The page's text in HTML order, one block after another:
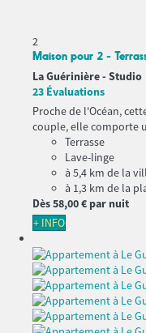
2
Maison pour 2 -
La Guérinière - Studio
23 Évaluations
Proche de l'Océan,
couple, elle comporte
Terrasse
Lave-linge
à 5,4 km de la
à 1,3 km de la
Dès58,00 € par nuit
+ INFO